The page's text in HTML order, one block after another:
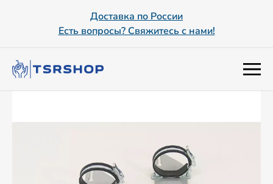
Доставка по России
Есть вопросы? Свяжитесь с нами!